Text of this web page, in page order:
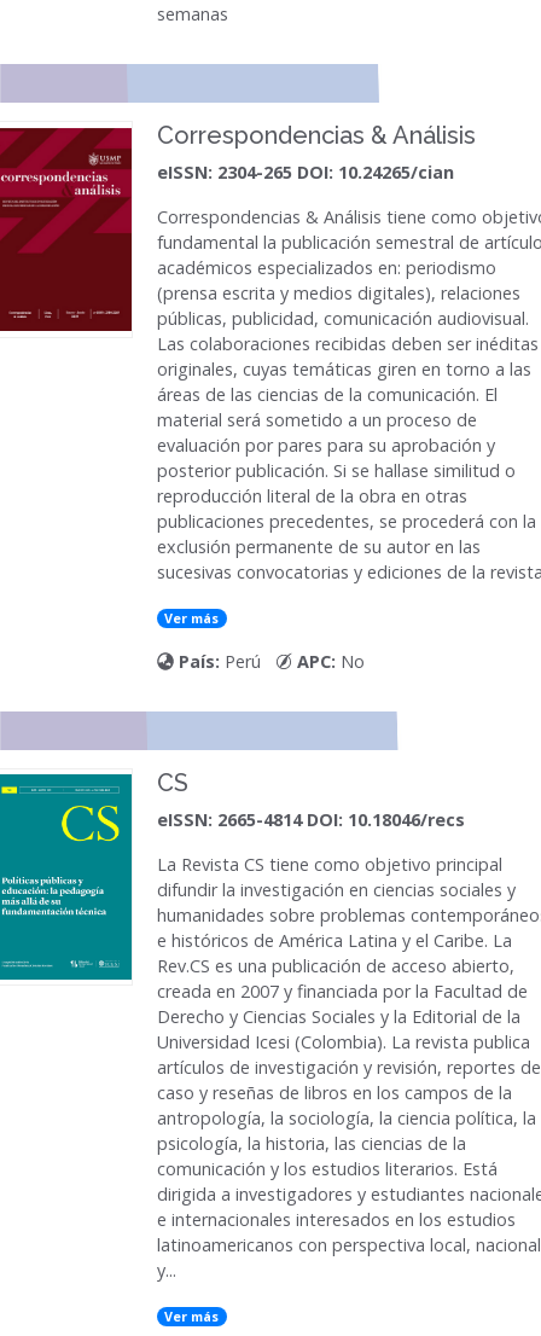
semanas
Correspondencias & Análisis
eISSN: 2304-265 DOI: 10.24265/cian
Correspondencias & Análisis tiene como
fundamental la publicación semestral de
académicos especializados en: periodismo
(prensa escrita y medios digitales), relaciones
públicas, publicidad, comunicación audiovisual.
Las colaboraciones recibidas deben ser
originales, cuyas temáticas giren en torno a las
áreas de las ciencias de la comunicación. El
material será sometido a un proceso de
evaluación por pares para su aprobación y
posterior publicación. Si se hallase similitud o
reproducción literal de la obra en otras
publicaciones precedentes, se procederá con la
exclusión permanente de su autor en las
sucesivas convocatorias y ediciones de la
Ver más
País: Perú APC: No
CS
eISSN: 2665-4814 DOI: 10.18046/recs
La Revista CS tiene como objetivo principal
difundir la investigación en ciencias sociales y
humanidades sobre problemas
e históricos de América Latina y el Caribe. La
Rev.CS es una publicación de acceso abierto,
creada en 2007 y financiada por la Facultad de
Derecho y Ciencias Sociales y la Editorial de la
Universidad Icesi (Colombia). La revista publica
artículos de investigación y revisión, reportes de
caso y reseñas de libros en los campos de la
antropología, la sociología, la ciencia política, la
psicología, la historia, las ciencias de la
comunicación y los estudios literarios. Está
dirigida a investigadores y estudiantes
e internacionales interesados en los estudios
latinoamericanos con perspectiva local, nacional
y...
Ver más